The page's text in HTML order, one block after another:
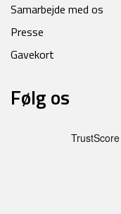
Samarbejde med os
Presse
Gavekort
Følg os